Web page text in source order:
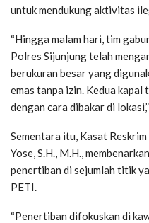
untuk mendukung aktivitas
“Hingga malam hari, tim
Polres Sijunjung telah
berukuran besar yang
emas tanpa izin. Kedua kapal
dengan cara dibakar di
Sementara itu, Kasat
Yose, S.H., M.H.,
penertiban di sejumlah titik
PETI.
“Penertiban difokuskan di